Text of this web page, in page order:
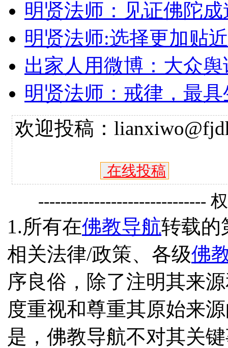
明贤法师：见证佛陀
明贤法师:选择更加贴
出家人用微博：大众
明贤法师：戒律，最
欢迎投稿：
在线投稿
------------------------------
1.所有在佛教导航转载的
相关法律/政策、各级佛
序良俗，除了注明其来
度重视和尊重其原始来
是，佛教导航不对其关